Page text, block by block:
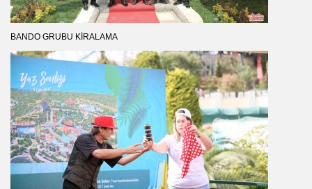
BANDO GRUBU KIRALAMA